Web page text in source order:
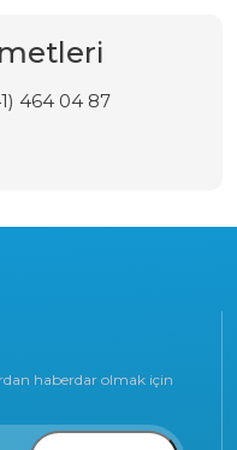
464 04 87
haberdar olmak için